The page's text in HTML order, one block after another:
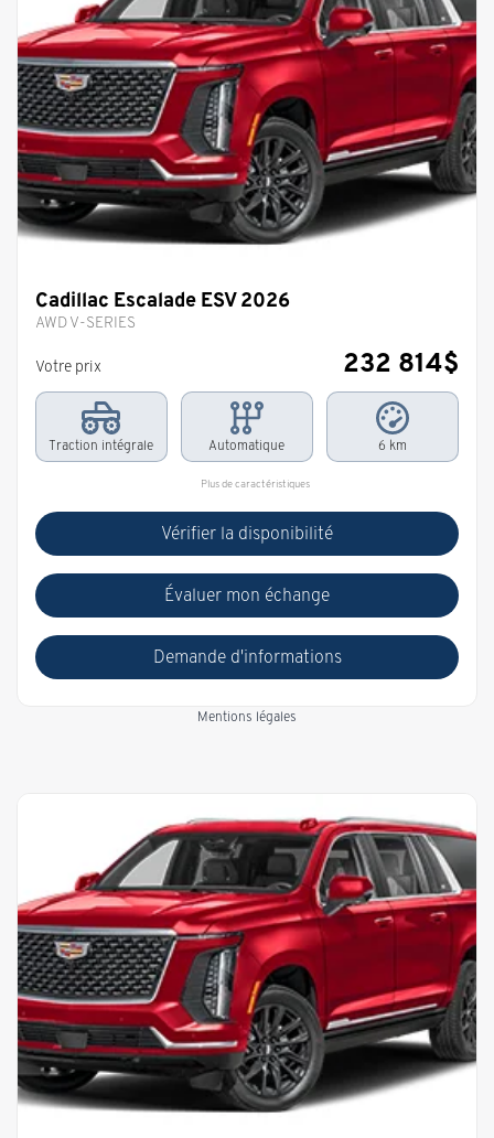
Cadillac Escalade ESV 2026
AWD V-SERIES
Votre prix 232 814$
Traction intégrale Automatique 6 km
Plus de caractéristiques
Vérifier la disponibilité
Évaluer mon échange
Demande d'informations
Mentions légales